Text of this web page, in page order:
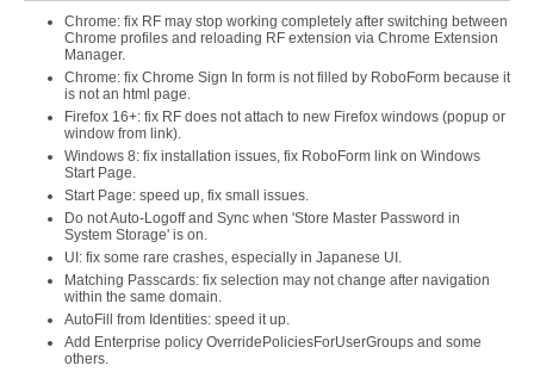
Chrome: fix RF may stop working completely after switching between
Chrome profiles and reloading RF extension via Chrome Extension
Manager.
Chrome: fix Chrome Sign In form is not filled by RoboForm because it
is not an html page.
Firefox 16+: fix RF does not attach to new Firefox windows (popup or
window from link).
Windows 8: fix installation issues, fix RoboForm link on Windows
Start Page.
Start Page: speed up, fix small issues.
Do not Auto-Logoff and Sync when 'Store Master Password in
System Storage' is on.
UI: fix some rare crashes, especially in Japanese UI.
Matching Passcards: fix selection may not change after navigation
within the same domain.
AutoFill from Identities: speed it up.
Add Enterprise policy OverridePoliciesForUserGroups and some
others.